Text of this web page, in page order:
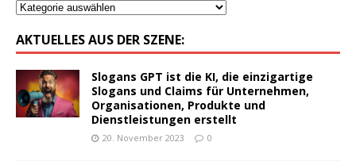
AKTUELLES AUS DER SZENE:
Slogans GPT ist die KI, die einzigartige
Slogans und Claims für Unternehmen,
Organisationen, Produkte und
Dienstleistungen erstellt
20. November 2023 0